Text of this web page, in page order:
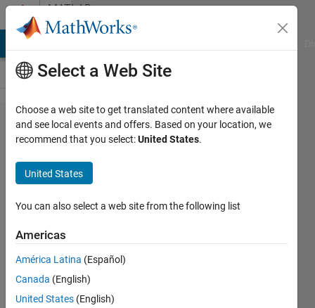
Skip to contentMATLAB
Answers
アドオ
ンのイ
ンスト
ールが
できな
い
25 Apr
2024
Select a Web Site
Choose a web site to get translated content where available
and see local events and offers. Based on your location, we
recommend that you select:United States.
United States
You can also select a web site from the following list
Americas
América Latina (Español)
Canada (English)
United States (English)